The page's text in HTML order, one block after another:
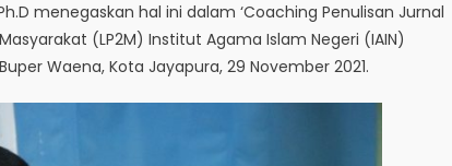
menegaskan hal ini dalam ‘Coaching Penulisan Jurnal
(LP2M) Institut Agama Islam Negeri (IAIN)
Waena, Kota Jayapura, 29 November 2021.